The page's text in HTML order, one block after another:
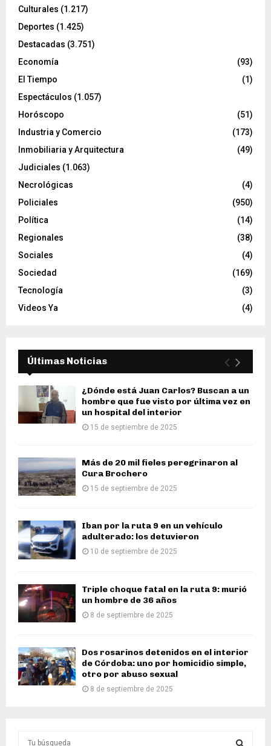
Culturales (1.217)
Deportes (1.425)
Destacadas (3.751)
Economía
(93)
El Tiempo
(1)
Espectáculos (1.057)
Horóscopo
(51)
Industria y Comercio
(173)
Inmobiliaria y Arquitectura
(49)
Judiciales (1.063)
Necrológicas
(4)
Policiales
(950)
Política
(14)
Regionales
(38)
Sociales
(4)
Sociedad
(169)
Tecnología
(3)
Videos Ya
(4)
Últimas Noticias
¿Dónde está Juan Carlos? Buscan a un
hombre que fue visto por última vez en
un hospital del interior
15 de septiembre de 2025
Más de 20 mil fieles peregrinaron al
Cura Brochero
15 de septiembre de 2025
Iban por la ruta 9 en un vehículo
adulterado: los detuvieron
10 de septiembre de 2025
Triple choque fatal en la ruta 9: murió
un hombre de 36 años
8 de septiembre de 2025
Dos rosarinos detenidos en el interior
de Córdoba: uno por homicidio simple,
otro por abuso sexual
8 de septiembre de 2025